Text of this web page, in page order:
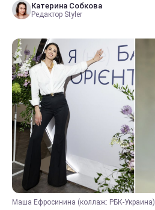
Катерина Собкова
Редактор Styler
Маша Ефросинина (коллаж: РБК-Украина)